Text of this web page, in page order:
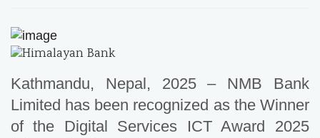
Kathmandu, Nepal, 2025 – NMB Bank
Limited has been recognized as the Winner
of the Digital Services ICT Award 2025